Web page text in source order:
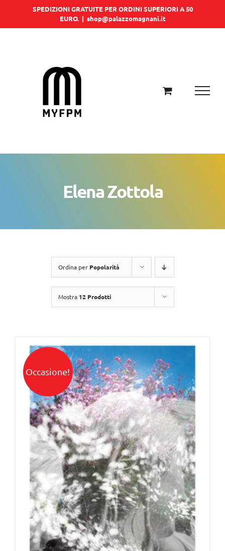
SPEDIZIONI GRATUITE PER ORDINI SUPERIORI A 50
EURO. | shop@palazzomagnani.it
Elena Zottola
Ordina per Popolarità
Mostra 12 Prodotti
Occasione!